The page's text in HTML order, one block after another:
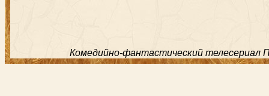
Комедийно-фантастический телесериал